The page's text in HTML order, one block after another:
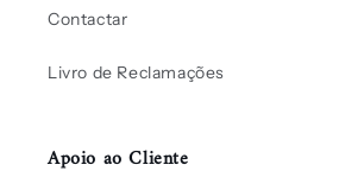
Contactar
Livro de Reclamações
Apoio ao Cliente